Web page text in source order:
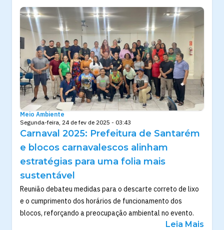
Meio Ambiente
Segunda-feira, 24 de fev de 2025 - 03:43
Carnaval 2025: Prefeitura de Santarém
e blocos carnavalescos alinham
estratégias para uma folia mais
sustentável
Reunião debateu medidas para o descarte correto de lixo
e o cumprimento dos horários de funcionamento dos
blocos, reforçando a preocupação ambiental no evento.
Leia Mais